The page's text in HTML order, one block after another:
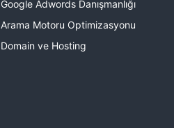
Google Adwords Danışmanlığı
Arama Motoru Optimizasyonu
Domain ve Hosting